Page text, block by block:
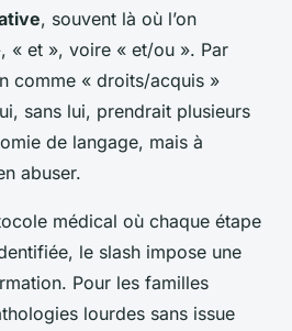
, souvent là où l’on
« et », voire « et/ou ». Par
comme « droits/acquis »
sans lui, prendrait plusieurs
de langage, mais à
abuser.
médical où chaque étape
le slash impose une
Pour les familles
lourdes sans issue